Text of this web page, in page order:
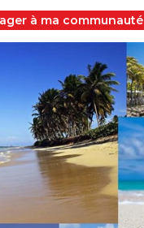
à ma communauté